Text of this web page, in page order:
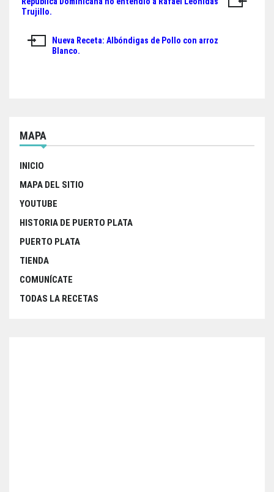
e
b
o
t
t
e
s
A
e
Navegación
entradas
Trujillo.
Nueva Receta: Albóndigas de Pollo con arroz
Blanco.
MAPA
INICIO
MAPA DEL SITIO
YOUTUBE
HISTORIA DE PUERTO PLATA
PUERTO PLATA
TIENDA
COMUNÍCATE
TODAS LA RECETAS